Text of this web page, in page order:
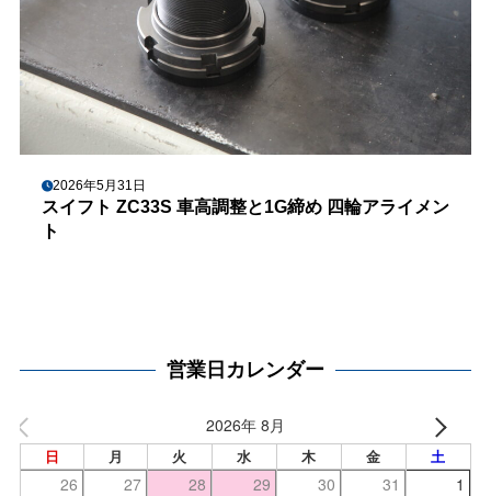
2026年5月31日
スイフト ZC33S 車高調整と1G締め 四輪アライメン
ト
営業日カレンダー
2026年 8月
日 月 火 水 木 金 土
26 27 28 29 30 31 1